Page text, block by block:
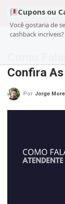
Cupons ou
Você gostaria de
cashback incríveis?
Cupom noticias
Como
Confira
Por Jorge